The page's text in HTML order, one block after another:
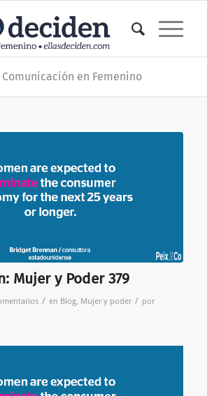
en Femenino
Mujer y Poder 379
/ en Blog, Mujer y poder / por